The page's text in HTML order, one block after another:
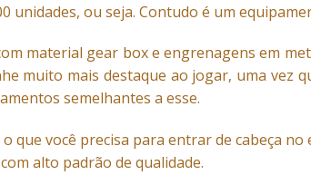
unidades, ou seja. Contudo é um
material gear box e engrenagens em
muito mais destaque ao jogar, uma vez
semelhantes a esse.
que você precisa para entrar de cabeça
alto padrão de qualidade.